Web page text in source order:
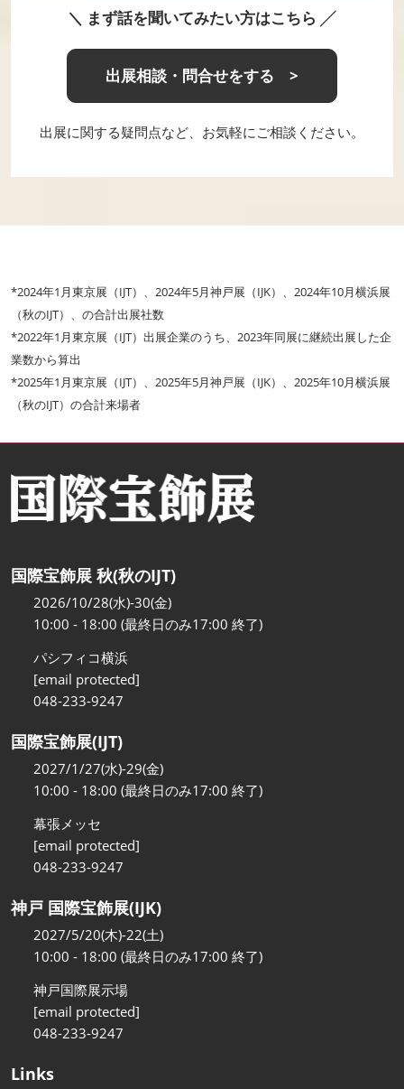
＼ まず話を聞いてみたい方はこちら ╱
出展相談・問合せをする >
出展に関する疑問点など、お気軽にご相談ください。
*2024年1月東京展（IJT）、2024年5月神戸展（IJK）、2024年10月横浜展
（秋のIJT）、の合計出展社数
*2022年1月東京展（IJT）出展企業のうち、2023年同展に継続出展した企
業数から算出
*2025年1月東京展（IJT）、2025年5月神戸展（IJK）、2025年10月横浜展
（秋のIJT）の合計来場者
国際宝飾展 秋(秋のIJT)
2026/10/28(水)-30(金)
10:00 - 18:00 (最終日のみ17:00 終了)
パシフィコ横浜
[email protected]
048-233-9247
国際宝飾展(IJT)
2027/1/27(水)-29(金)
10:00 - 18:00 (最終日のみ17:00 終了)
幕張メッセ
[email protected]
048-233-9247
神戸 国際宝飾展(IJK)
2027/5/20(木)-22(土)
10:00 - 18:00 (最終日のみ17:00 終了)
神戸国際展示場
[email protected]
048-233-9247
Links